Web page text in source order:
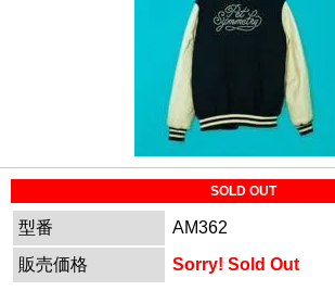
SOLD OUT
型番
AM362
販売価格
Sorry! Sold Out